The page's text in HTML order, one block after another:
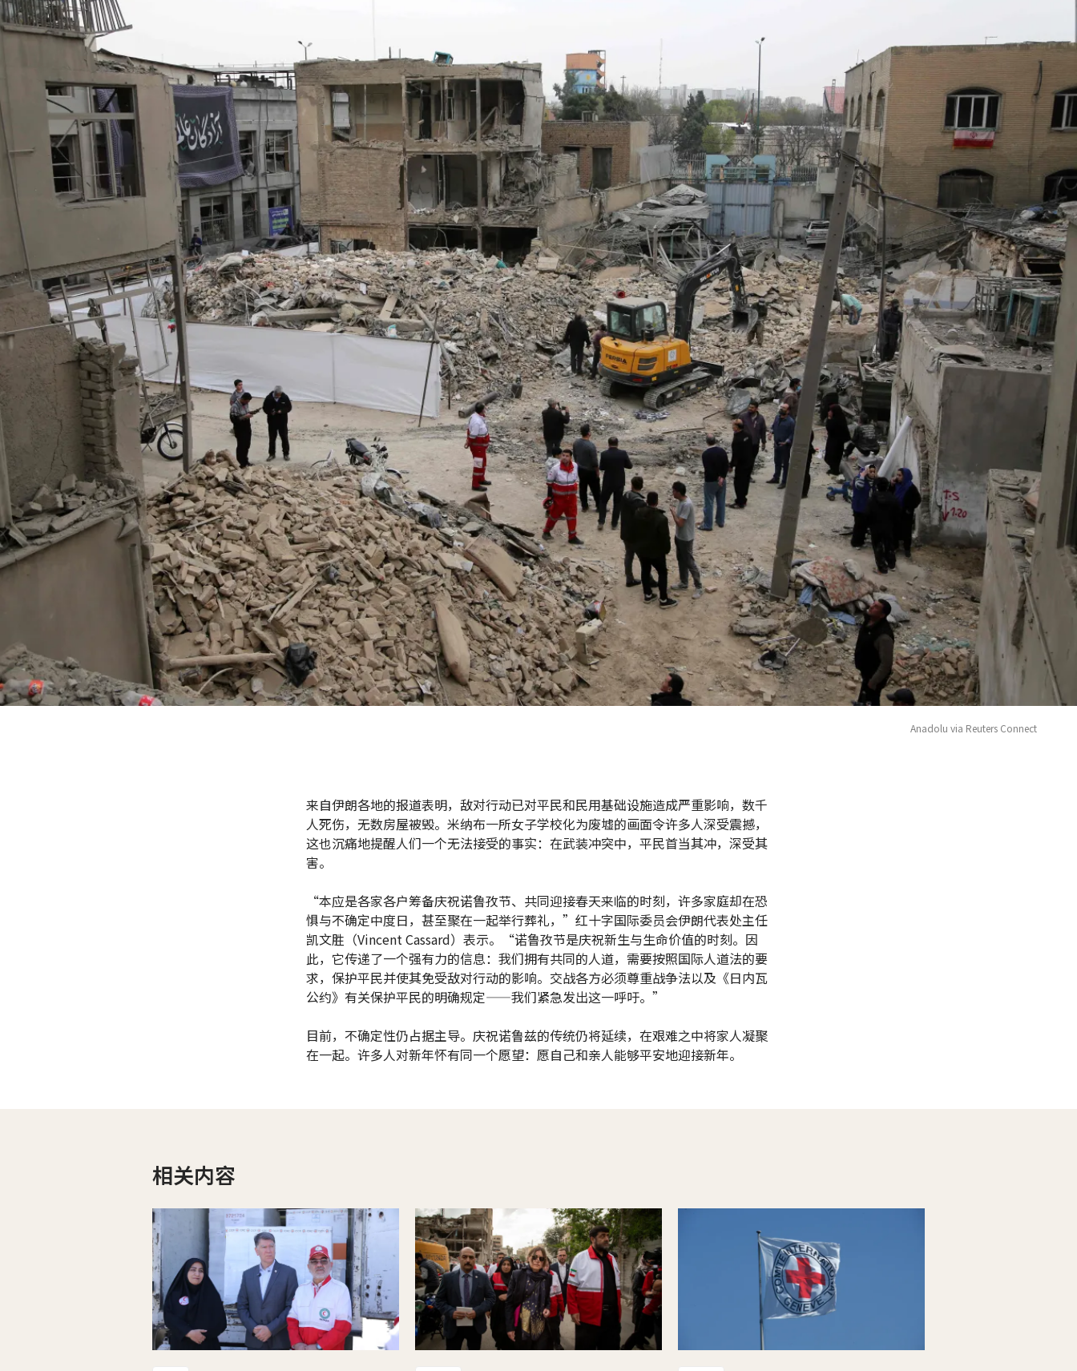
Anadolu via Reuters Connect
来自伊朗各地的报道表明，敌对行动已对平民和民用基础设施造成严重影响，数千
人死伤，无数房屋被毁。米纳布一所女子学校化为废墟的画面令许多人深受震撼，
这也沉痛地提醒人们一个无法接受的事实：在武装冲突中，平民首当其冲，深受其
害。
“本应是各家各户筹备庆祝诺鲁孜节、共同迎接春天来临的时刻，许多家庭却在恐
惧与不确定中度日，甚至聚在一起举行葬礼，”红十字国际委员会伊朗代表处主任
凯文胜（Vincent Cassard）表示。“诺鲁孜节是庆祝新生与生命价值的时刻。因
此，它传递了一个强有力的信息：我们拥有共同的人道，需要按照国际人道法的要
求，保护平民并使其免受敌对行动的影响。交战各方必须尊重战争法以及《日内瓦
公约》有关保护平民的明确规定——我们紧急发出这一呼吁。”
目前，不确定性仍占据主导。庆祝诺鲁兹的传统仍将延续，在艰难之中将家人凝聚
在一起。许多人对新年怀有同一个愿望：愿自己和亲人能够平安地迎接新年。
相关内容